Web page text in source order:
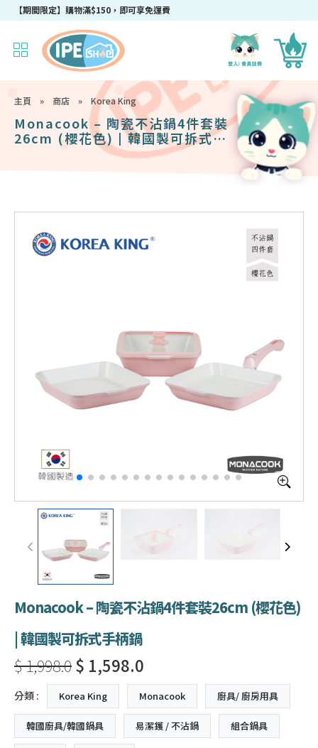
成為IPEshop會員，新會員即可獲得迎新$50購物優惠碼！
主頁 » 商店 » Korea King
Monacook – 陶瓷不沾鍋4件套裝
26cm (櫻花色) | 韓國製可拆式手
Monacook – 陶瓷不沾鍋4件套裝26cm (櫻花色)
| 韓國製可拆式手柄鍋
$ 1,998.0$ 1,598.0
分類 : Korea King Monacook 廚具/ 廚房用具
韓國廚具/韓國鍋具 易潔鑊 / 不沾鍋 組合鍋具